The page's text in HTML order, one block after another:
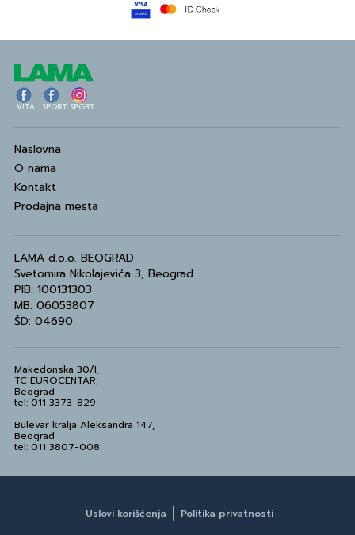
VITA SPORT SPORT
Naslovna
O nama
Kontakt
Prodajna mesta
LAMA d.o.o. BEOGRAD
Svetomira Nikolajevića 3, Beograd
PIB: 100131303
MB: 06053807
ŠD: 04690
Makedonska 30/I,
TC EUROCENTAR,
Beograd
tel: 011 3373-829
Bulevar kralja Aleksandra 147,
Beograd
tel: 011 3807-008
Uslovi korišćenja Politika privatnosti